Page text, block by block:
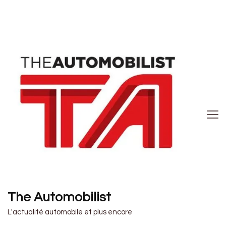
The Automobilist
L'actualité automobile et plus encore